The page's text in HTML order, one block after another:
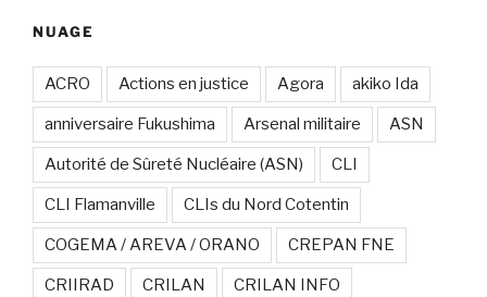
NUAGE
ACRO Actions en justice Agora akiko Ida
anniversaire Fukushima Arsenal militaire ASN
Autorité de Sûreté Nucléaire (ASN) CLI
CLI Flamanville CLIs du Nord Cotentin
COGEMA / AREVA / ORANO CREPAN FNE
CRIIRAD CRILAN CRILAN INFO